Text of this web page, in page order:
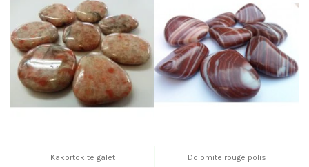
Kakortokite galet Dolomite rouge polis